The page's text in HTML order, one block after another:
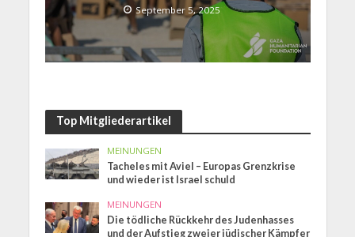
September 5, 2025
Top Mitgliederartikel
MEINUNGEN
Tacheles mit Aviel – Europas Grenzkrise
und wieder ist Israel schuld
MEINUNGEN
Die tödliche Rückkehr des Judenhasses
und der Aufstieg zweier jüdischer Kämpfer